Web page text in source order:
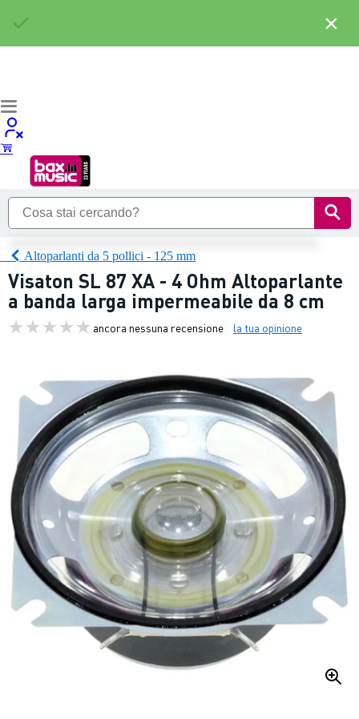
Altoparlanti da 5 pollici - 125 mm
Visaton SL 87 XA - 4 Ohm Altoparlante
a banda larga impermeabile da 8 cm
ancora nessuna recensione la tua opinione
×